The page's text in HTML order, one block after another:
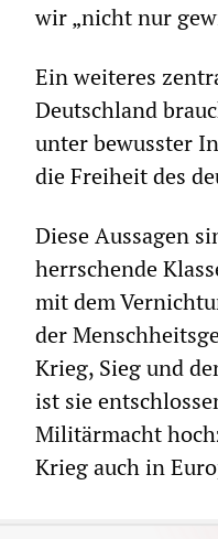
wir „nicht nur
Ein weiteres
Deutschland
unter bewusster
die Freiheit des
Diese Aussagen
herrschende
mit dem
der
Krieg, Sieg und
ist sie
Militärmacht
Krieg auch in